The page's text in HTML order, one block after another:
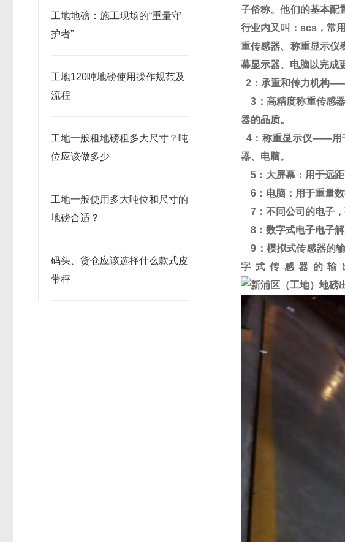
工地地磅：施工现场的“重量守
护者”
工地120吨地磅使用操作规范及
流程
工地一般租地磅租多大尺寸？吨
位应该做多少
工地一般使用多大吨位和尺寸的
地磅合适？
码头、货仓应该选择什么款式皮
带秤
子俗称。他们的基本配
行业内又叫： scs，常
重传感器、称重显示仪
幕显示器、电脑以完成
2 ：承重和传力机构
3 ：高精度称重传感器
器的品质。
4：称重显示仪——用
器、电脑。
5 ：大屏幕：用于远
6 ：电脑：用于重量
7 ：不同公司的电子
8 ：数字式电子电子
9 ：模拟式传感器的
字式传感器的输